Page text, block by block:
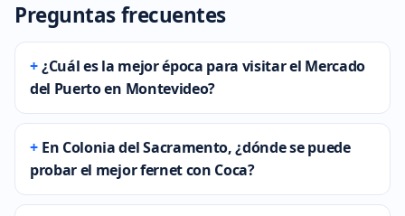
Preguntas frecuentes
¿Cuál es la mejor época para visitar el Mercado
del Puerto en Montevideo?
En Colonia del Sacramento, ¿dónde se puede
probar el mejor fernet con Coca?